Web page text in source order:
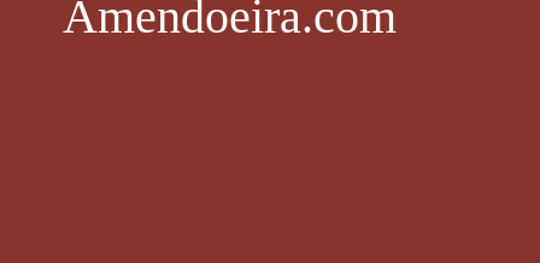
Amendoeira.com